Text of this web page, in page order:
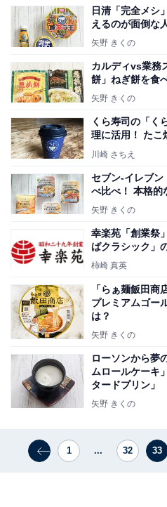
日清「完全メシ
えるのが面倒な
矢野 きくの
カルディvs業務
餅」ねぎ餅を食
矢野 きくの
くら寿司の「く
理に活用！ たこ
川崎 さちえ
セブン-イレブン
べ比べ！ 本格的
矢野 きくの
幸楽苑「創業祭
ばクラシック」
柿崎 真英
「らぁ麺飯田商
プレミアムゴー
は？
矢野 きくの
ローソンから夢
ムロールケーキ
タードプリン」
矢野 きくの
1 ... 32 33